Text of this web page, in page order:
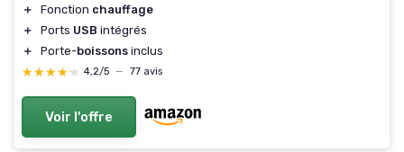
＋
Fonction chauffage
＋
Ports USB intégrés
＋
Porte-boissons inclus
★★★★★
★★★★★ 4,2/5 — 77 avis
Voir l'offre